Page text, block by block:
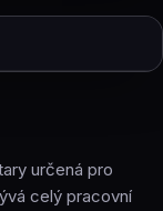
určená pro
celý pracovní